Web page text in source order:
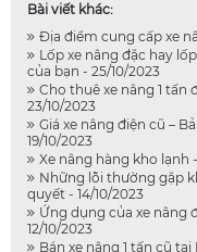
Bài viết khác:
Địa điểm cung cấp xe
Lốp xe nâng đặc hay
của bạn - 25/10/2023
Cho thuê xe nâng 1 tấn
23/10/2023
Giá xe nâng điện cũ –
19/10/2023
Xe nâng hàng kho lạnh -
Những lỗi thường gặp
quyết - 14/10/2023
Ứng dụng của xe nâng
12/10/2023
Bán xe nâng 1 tấn cũ